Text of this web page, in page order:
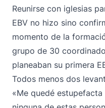
Reunirse con iglesias
EBV no hizo sino
momento de la
grupo de 30
planeaban su primera
Todos menos dos
«Me quedé